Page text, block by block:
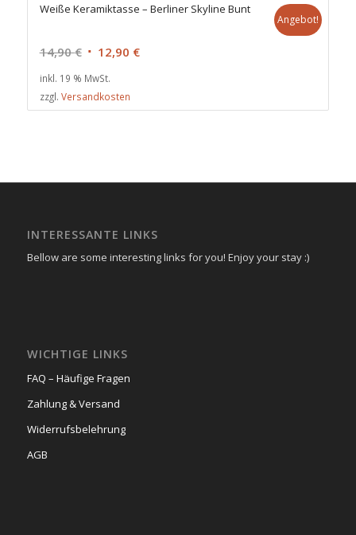
Weiße Keramiktasse – Berliner Skyline Bunt
14,90€ Ursprünglicher
war:
14,90 €
12,90 €Aktueller
12,90 €.
Angebot!
inkl. 19 % MwSt.
zzgl. Versandkosten
INTERESSANTE LINKS
Bellow are some interesting links for you! Enjoy your stay :)
WICHTIGE LINKS
FAQ – Häufige Fragen
Zahlung & Versand
Widerrufsbelehrung
AGB